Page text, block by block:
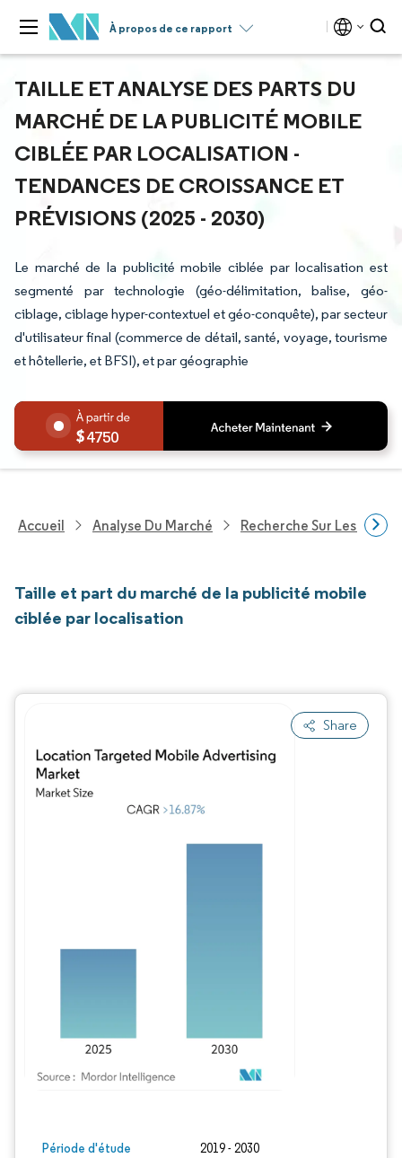
À propos de ce rapport
TAILLE ET ANALYSE DES PARTS DU
MARCHÉ DE LA PUBLICITÉ MOBILE
CIBLÉE PAR LOCALISATION -
TENDANCES DE CROISSANCE ET
PRÉVISIONS (2025 - 2030)
Le marché de la publicité mobile ciblée par localisation est
segmenté par technologie (géo-délimitation, balise, géo-
ciblage, ciblage hyper-contextuel et géo-conquête), par secteur
d'utilisateur final (commerce de détail, santé, voyage, tourisme
et hôtellerie, et BFSI), et par géographie
4750
Accueil Analyse Du Marché Recherche Sur Les
Taille et part du marché de la publicité mobile
ciblée par localisation
Share
Période d'étude 2019 - 2030